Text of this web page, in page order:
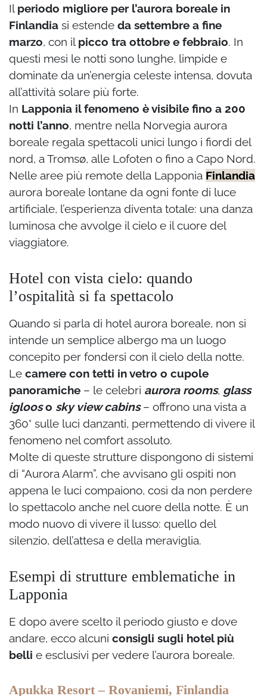
Il periodo migliore per l’aurora boreale in
Finlandia si estende da settembre a fine
marzo, con il picco tra ottobre e febbraio. In
questi mesi le notti sono lunghe, limpide e
dominate da un’energia celeste intensa, dovuta
all’attività solare più forte.
In Lapponia il fenomeno è visibile fino a 200
notti l’anno, mentre nella Norvegia aurora
boreale regala spettacoli unici lungo i fiordi del
nord, a Tromsø, alle Lofoten o fino a Capo Nord.
Nelle aree più remote della Lapponia Finlandia
aurora boreale lontane da ogni fonte di luce
artificiale, l’esperienza diventa totale: una danza
luminosa che avvolge il cielo e il cuore del
viaggiatore.
Hotel con vista cielo: quando
l’ospitalità si fa spettacolo
Quando si parla di hotel aurora boreale, non si
intende un semplice albergo ma un luogo
concepito per fondersi con il cielo della notte.
Le camere con tetti in vetro o cupole
panoramiche – le celebri aurora rooms, glass
iglooso sky view cabins– offrono una vista a
360° sulle luci danzanti, permettendo di vivere il
fenomeno nel comfort assoluto.
Molte di queste strutture dispongono di sistemi
di “Aurora Alarm”, che avvisano gli ospiti non
appena le luci compaiono, così da non perdere
lo spettacolo anche nel cuore della notte. È un
modo nuovo di vivere il lusso: quello del
silenzio, dell’attesa e della meraviglia.
Esempi di strutture emblematiche in
Lapponia
E dopo avere scelto il periodo giusto e dove
andare, ecco alcuni consigli sugli hotel più
belli e esclusivi per vedere l’aurora boreale.
Apukka Resort – Rovaniemi, Finlandia